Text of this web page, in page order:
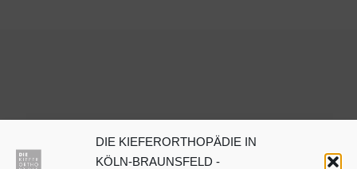
DIE KIEFERORTHOPÄDIE IN
KÖLN-BRAUNSFELD -
Dr. Julia Neuschulz